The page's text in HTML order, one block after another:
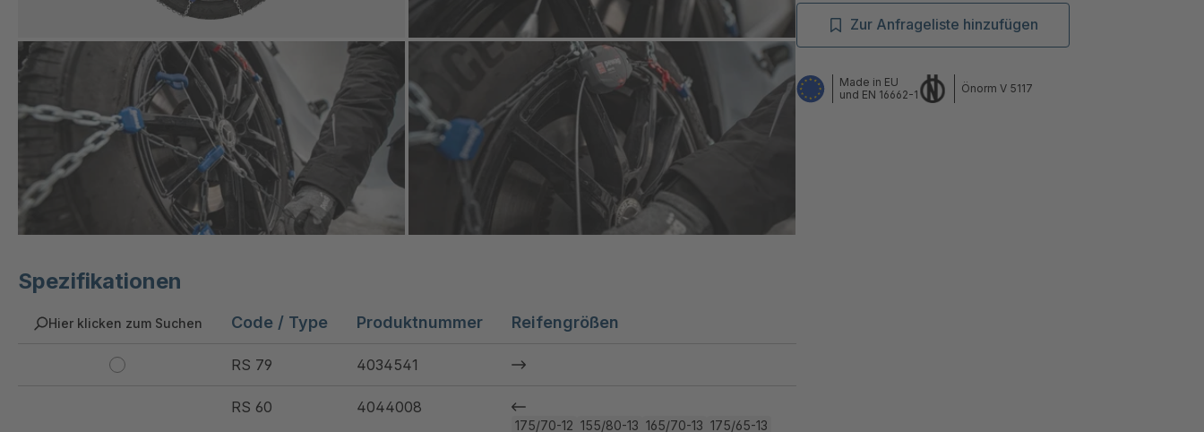
Spezifikationen
Hier klicken zum Suchen Code / Type Produktnummer Reifengrößen
RS 79 4034541
RS 60 4044008
175/70-12 155/80-13 165/70-13 175/65-13
Zur Anfrageliste hinzufügen
Made in EU
und EN 16662-1
Önorm V 5117